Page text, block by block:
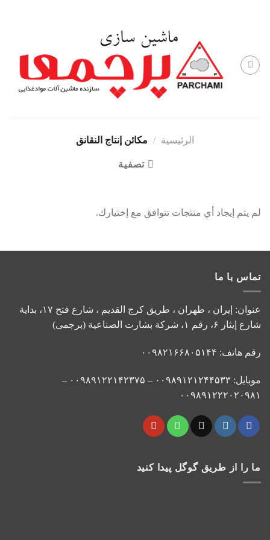
الرئيسية / مكائن إنتاج النقانق
تصفية
لم يتم إيجاد أي منتجات تتوافق مع إختيارك.
تماس با ما
عنوان: إيران ، طهران ، طريق کرج القديم ، شارع فتح ۱۷، بداية
شارع إيثار ۶، رقم ۱، شركة بشارت الصناعية (برجمی)
رقم هاتف: ۰۰۹۸۲۱۶۶۸۰۵۱۴۴
موبایل: ۰۰۹۸۹۱۲۱۲۴۴۵۳۳ – ۰۰۹۸۹۱۲۲۱۴۲۳۷۵ –
۰۰۹۸۹۱۲۲۲۰۲۰۹۸۱
ما را از طریق گوگل پیدا کنید